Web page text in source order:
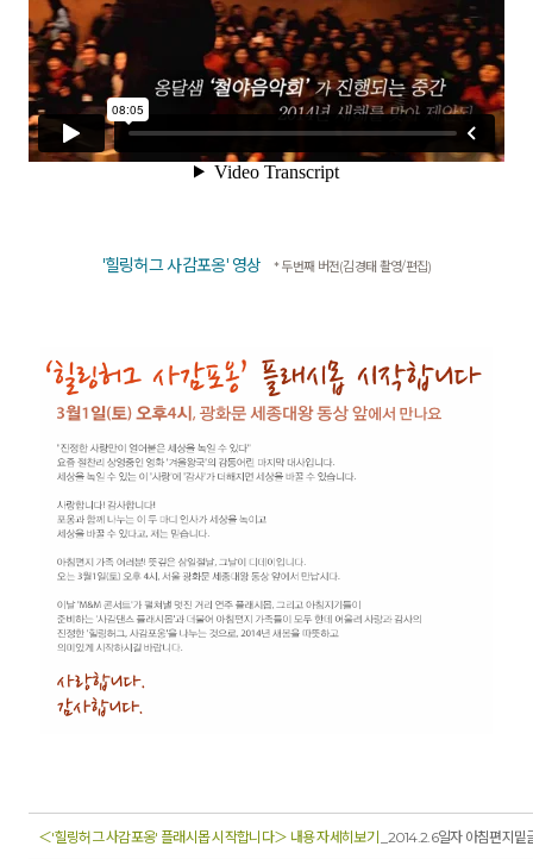
'힐링허그 사감포옹' 영상 * 두번째 버전(김경태 촬영/편집)
＜'힐링허그 사감포옹' 플래시몹 시작합니다＞ 내용 자세히보기 _2014.2.6일자 아침편지밑